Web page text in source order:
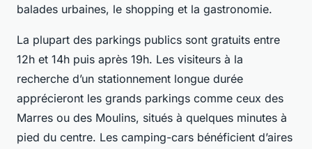
balades urbaines, le shopping et la gastronomie.
La plupart des parkings publics sont gratuits entre
12h et 14h puis après 19h. Les visiteurs à la
recherche d’un stationnement longue durée
apprécieront les grands parkings comme ceux des
Marres ou des Moulins, situés à quelques minutes à
pied du centre. Les camping-cars bénéficient d’aires